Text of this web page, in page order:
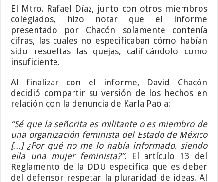
El Mtro. Rafael Díaz, junto con otros miembros
colegiados, hizo notar que el informe
presentado por Chacón solamente contenía
cifras, las cuales no especificaban cómo habían
sido resueltas las quejas, calificándolo como
insuficiente.
Al finalizar con el informe, David Chacón
decidió compartir su versión de los hechos en
relación con la denuncia de Karla Paola:
“Sé que la señorita es militante o es miembro de
una organización feminista del Estado de México
[…] ¿Por qué no me lo había informado, siendo
ella una mujer feminista?”. El artículo 13 del
Reglamento de la DDU especifica que es deber
del defensor respetar la pluraridad de ideas. Al